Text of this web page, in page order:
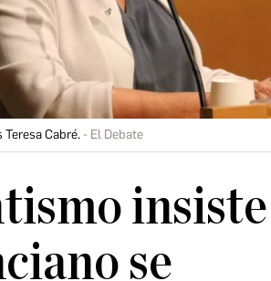
Cabré. El Debate
insiste
se